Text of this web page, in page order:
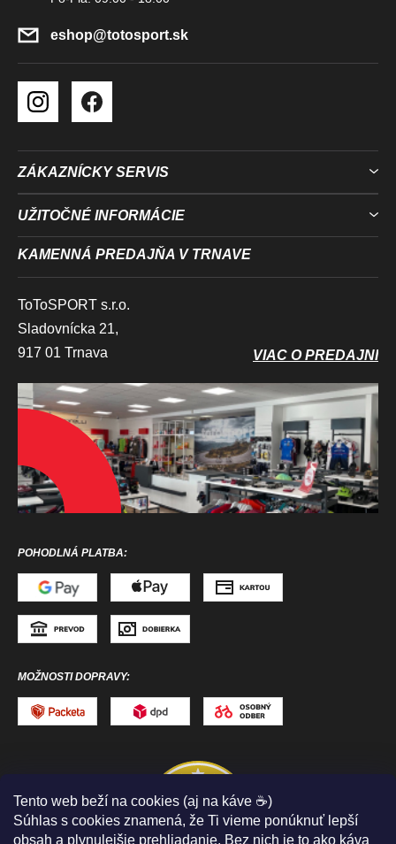
Tento web beží na cookies (aj na káve ☕)
Súhlas s cookies znamená, že Ti vieme ponúknuť lepší
obsah a plynulejšie prehliadanie. Bez nich je to ako káva
eshop@totosport.sk
ZÁKAZNÍCKY SERVIS
UŽITOČNÉ INFORMÁCIE
KAMENNÁ PREDAJŇA V TRNAVE
ToToSPORT s.r.o.
Sladovnícka 21,
917 01 Trnava
VIAC O PREDAJNI
POHODLNÁ PLATBA:
MOŽNOSTI DOPRAVY: